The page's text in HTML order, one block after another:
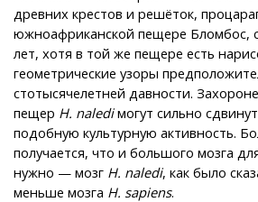
древних крестов и решёток,
южноафриканской пещере Бломбос,
лет, хотя в той же пещере есть
геометрические узоры
стотысячелетней давности.
пещер H. nalediмогут сильно
подобную культурную активность.
получается, что и большого мозга
нужно — мозг H. naledi, как было
меньше мозга H. sapiens.